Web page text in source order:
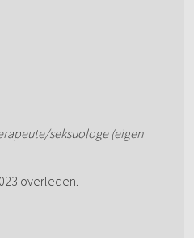
seksuologe (eigen
overleden.